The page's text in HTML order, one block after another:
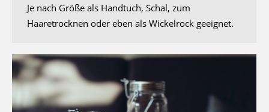
Je nach Größe als Handtuch, Schal, zum
Haaretrocknen oder eben als Wickelrock geeignet.